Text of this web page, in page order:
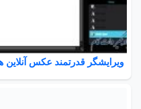
ویرایشگر قدرتمند عکس آنلاین